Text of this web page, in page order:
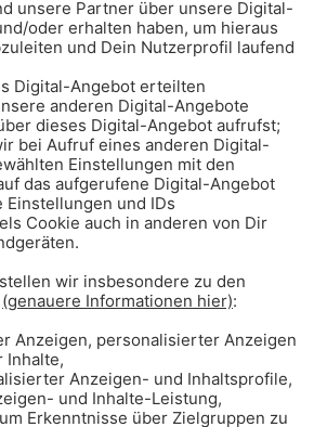
Alle Infos & Spiele
Basketball